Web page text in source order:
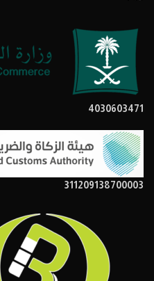
4030603471
311209138700003